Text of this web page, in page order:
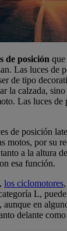
de posición
Las luces de
de tipo
la calzada,
Las luces de
de posición
motos, por su
tanto a la altura
esa función.
los ciclomotores
L,
en
delante como